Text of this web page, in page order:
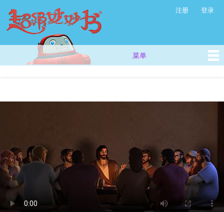
转
到
内
次级菜单 注册 登录
超
级
妙
妙
(西
童
儿
童
早
教
视
频
菜单